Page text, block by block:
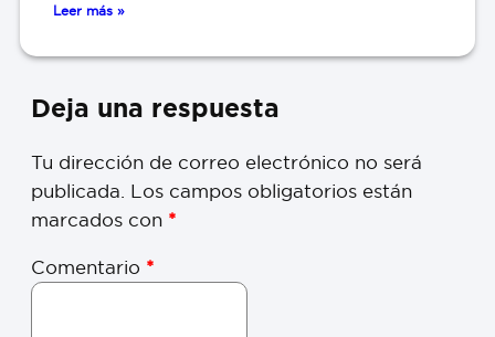
Leer más »
Deja una respuesta
Tu dirección de correo electrónico no será
publicada. Los campos obligatorios están
marcados con *
Comentario *